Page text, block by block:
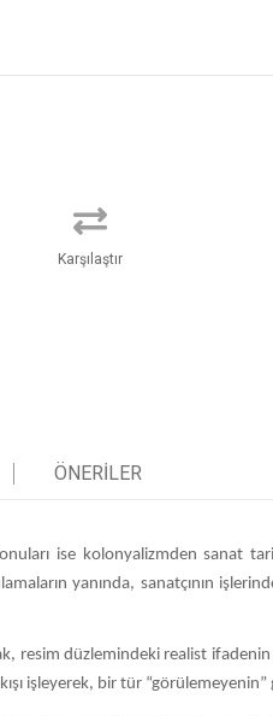
Karşılaştır
ÖNERILER
ise kolonyalizmden sanat
yanında, sanatçının
resim düzlemindeki realist
işleyerek, bir tür